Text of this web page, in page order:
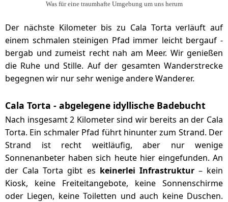
Was für eine traumhafte Umgebung um uns herum
Der nächste Kilometer bis zu Cala Torta verläuft auf
einem schmalen steinigen Pfad immer leicht bergauf -
bergab und zumeist recht nah am Meer. Wir genießen
die Ruhe und Stille. Auf der gesamten Wanderstrecke
begegnen wir nur sehr wenige andere Wanderer.
Cala Torta - abgelegene idyllische Badebucht
Nach insgesamt 2 Kilometer sind wir bereits an der Cala
Torta. Ein schmaler Pfad führt hinunter zum Strand. Der
Strand ist recht weitläufig, aber nur wenige
Sonnenanbeter haben sich heute hier eingefunden. An
der Cala Torta gibt es keinerlei Infrastruktur– kein
Kiosk, keine Freiteitangebote, keine Sonnenschirme
oder Liegen, keine Toiletten und auch keine Duschen.